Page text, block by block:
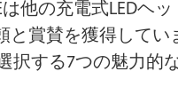
ライト
他の充電式LEDヘ
賞賛を獲得してい
択する7つの魅力的